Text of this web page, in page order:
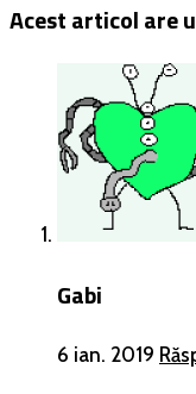
Acest articol are
Gabi
6 ian. 2019